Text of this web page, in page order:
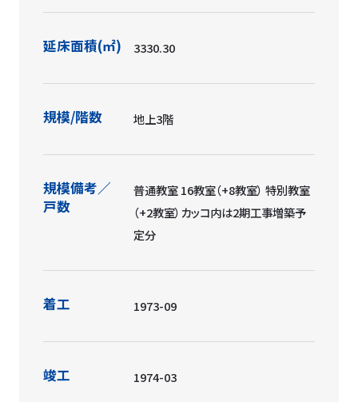
延床面積(㎡) 3330.30
規模/階数 地上3階
規模備考／
戸数
普通教室 16教室（+8教室） 特別教室
（+2教室）カッコ内は2期工事増築予
定分
着工 1973-09
竣工 1974-03